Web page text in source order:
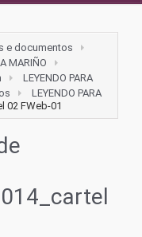
e documentos
MARIÑO
LEYENDO PARA
LEYENDO PARA
02 FWeb-01